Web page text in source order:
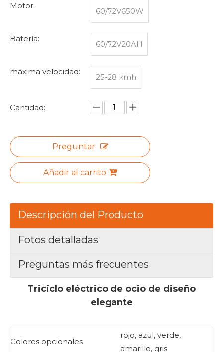
Motor:
60/72V650W
Batería:
60/72V20AH
máxima velocidad:
25-28 kmh
Cantidad:
Preguntar
Añadir al carrito
Descripción del Producto
Fotos detalladas
Preguntas más frecuentes
Triciclo eléctrico de ocio de diseño
elegante
Colores opcionales
rojo, azul, verde,
amarillo, gris